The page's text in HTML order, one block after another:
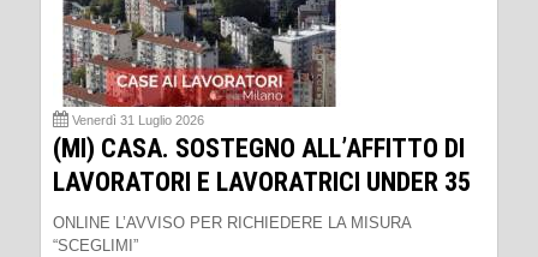
Venerdì 31 Luglio 2026
(MI) CASA. SOSTEGNO ALL’AFFITTO DI
LAVORATORI E LAVORATRICI UNDER 35
ONLINE L’AVVISO PER RICHIEDERE LA MISURA
“SCEGLIMI”